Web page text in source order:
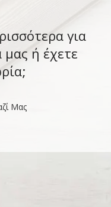
για
ή έχετε
Μας